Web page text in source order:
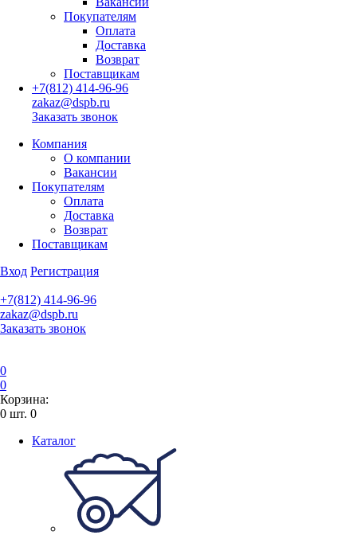
Покупателям
Оплата
Доставка
Возврат
Поставщикам
+7(812) 414-96-96
zakaz@dspb.ru
Заказать звонок
Компания
О компании
Вакансии
Покупателям
Оплата
Доставка
Возврат
Поставщикам
Вход Регистрация
+7(812) 414-96-96
zakaz@dspb.ru
Заказать звонок
0
0
Корзина:
0 шт. 0
Каталог